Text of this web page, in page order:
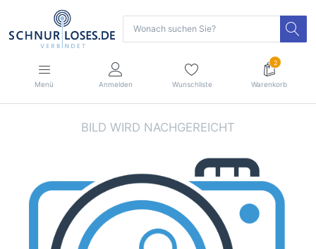
Menü Anmelden Wunschliste
2
Warenkorb